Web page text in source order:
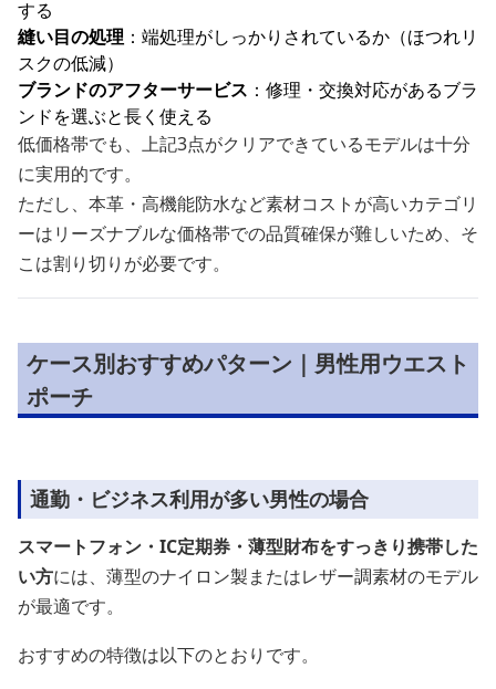
する
縫い目の処理 ：端処理がしっかりされているか（ほつれリ
スクの低減）
ブランドのアフターサービス ：修理・交換対応があるブラ
ンドを選ぶと長く使える
低価格帯でも、上記3点がクリアできているモデルは十分
に実用的です。
ただし、本革・高機能防水など素材コストが高いカテゴリ
ーはリーズナブルな価格帯での品質確保が難しいため、そ
こは割り切りが必要です。
ケース別おすすめパターン｜男性用ウエスト
ポーチ
通勤・ビジネス利用が多い男性の場合
スマートフォン・IC定期券・薄型財布をすっきり携帯した
い方には、薄型のナイロン製またはレザー調素材のモデル
が最適です。
おすすめの特徴は以下のとおりです。